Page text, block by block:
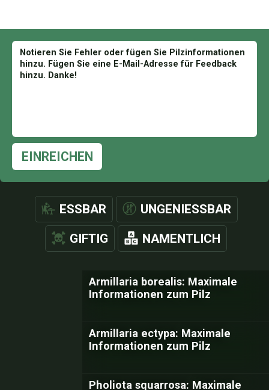
EINREICHEN
ESSBAR UNGENIESSBAR
GIFTIG NAMENTLICH
Armillaria borealis: Maximale
Informationen zum Pilz
Armillaria ectypa: Maximale
Informationen zum Pilz
Pholiota squarrosa: Maximale